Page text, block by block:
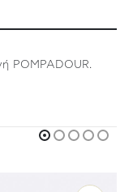
POMPADOUR.